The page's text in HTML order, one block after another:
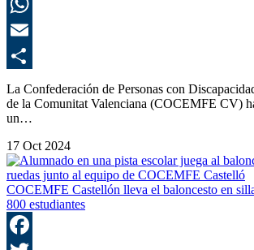
La Confederación de Personas con
de la Comunitat Valenciana (COCEMFE CV)
un…
17 Oct 2024
COCEMFE Castellón lleva el baloncesto en
800 estudiantes